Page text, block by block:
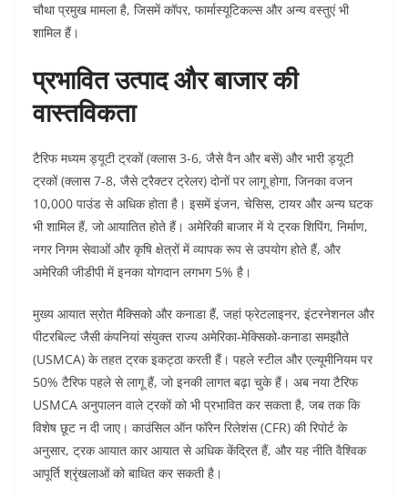
चौथा प्रमुख मामला है, जिसमें कॉपर, फार्मास्यूटिकल्स और अन्य वस्तुएं भी
शामिल हैं।
प्रभावित उत्पाद और बाजार की
वास्तविकता
टैरिफ मध्यम ड्यूटी ट्रकों (क्लास 3-6, जैसे वैन और बसें) और भारी ड्यूटी
ट्रकों (क्लास 7-8, जैसे ट्रैक्टर ट्रेलर) दोनों पर लागू होगा, जिनका वजन
10,000 पाउंड से अधिक होता है। इसमें इंजन, चेसिस, टायर और अन्य घटक
भी शामिल हैं, जो आयातित होते हैं। अमेरिकी बाजार में ये ट्रक शिपिंग, निर्माण,
नगर निगम सेवाओं और कृषि क्षेत्रों में व्यापक रूप से उपयोग होते हैं, और
अमेरिकी जीडीपी में इनका योगदान लगभग 5% है।
मुख्य आयात स्रोत मैक्सिको और कनाडा हैं, जहां फ्रेटलाइनर, इंटरनेशनल और
पीटरबिल्ट जैसी कंपनियां संयुक्त राज्य अमेरिका-मेक्सिको-कनाडा समझौते
(USMCA) के तहत ट्रक इकट्ठा करती हैं। पहले स्टील और एल्यूमीनियम पर
50% टैरिफ पहले से लागू हैं, जो इनकी लागत बढ़ा चुके हैं। अब नया टैरिफ
USMCA अनुपालन वाले ट्रकों को भी प्रभावित कर सकता है, जब तक कि
विशेष छूट न दी जाए। काउंसिल ऑन फॉरेन रिलेशंस (CFR) की रिपोर्ट के
अनुसार, ट्रक आयात कार आयात से अधिक केंद्रित हैं, और यह नीति वैश्विक
आपूर्ति श्रृंखलाओं को बाधित कर सकती है।